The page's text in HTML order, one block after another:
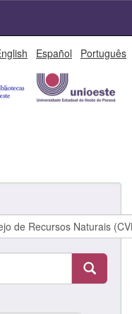
Español Português